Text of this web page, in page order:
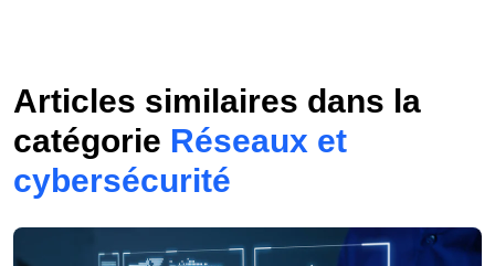
Articles similaires dans la
catégorie Réseaux et
cybersécurité